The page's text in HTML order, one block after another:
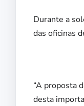
Durante a
das oficinas
“A proposta
desta